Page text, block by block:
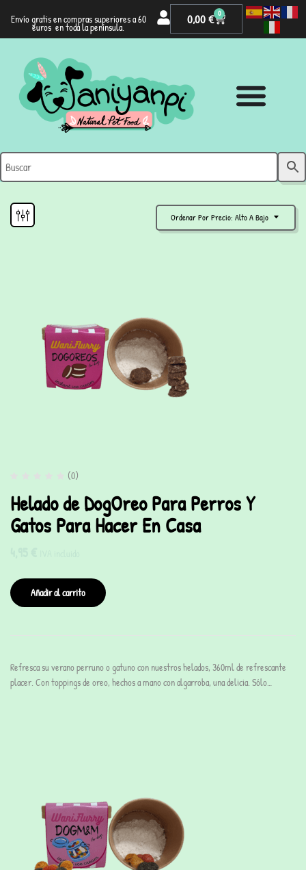
Envío gratis en compras superiores a 60
euros en toda la península.
0,00€ 0
Ordenar Por Precio: Alto A Bajo
(0)
Helado de DogOreo Para Perros Y
Gatos Para Hacer En Casa
Añadir al carrito
Refresca su verano perruno o gatuno con nuestros helados, 360ml de refrescante
placer. Con toppings de oreo, hechos a mano con algarroba, una delicia. Sólo…